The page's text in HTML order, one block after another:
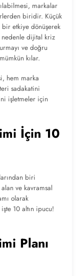
markalar
biridir. Küçük
bir etkiye dönüşerek
nedenle dijital kriz
ve doğru
kılar.
hem marka
sadakatini
işletmeler için
İçin 10
biri
ve kavramsal
olarak
10 altın ipucu!
Planı